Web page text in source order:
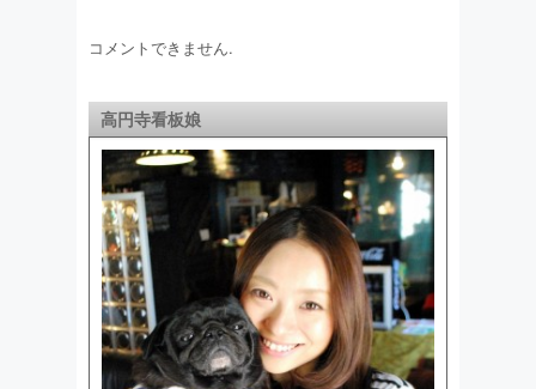
コメントできません.
高円寺看板娘